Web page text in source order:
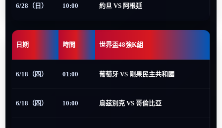
6/28（日） 10:00 約旦 VS 阿根廷
日期 時間 世界盃48強K組
6/18（四） 01:00 葡萄牙 VS 剛果民主共和國
6/18（四） 10:00 烏茲別克 VS 哥倫比亞